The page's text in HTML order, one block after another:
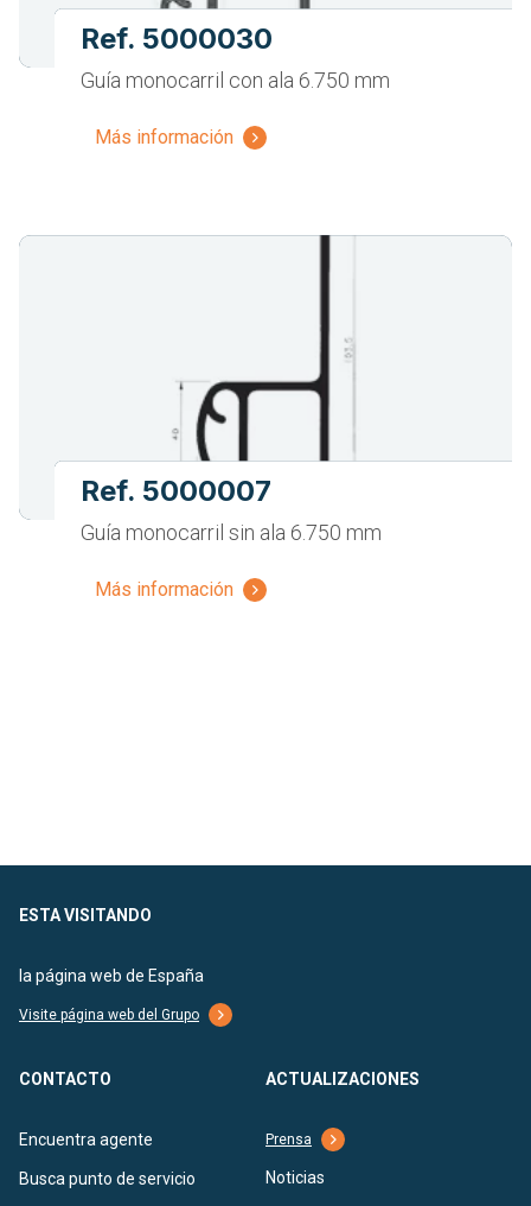
Ref. 5000030
Guía monocarril con ala 6.750 mm
Más información
Ref. 5000007
Guía monocarril sin ala 6.750 mm
Más información
ESTA VISITANDO
la página web de España
Visite página web del Grupo
CONTACTO
Encuentra agente
Busca punto de servicio
ACTUALIZACIONES
Prensa
Noticias